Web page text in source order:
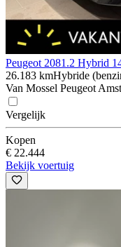
Peugeot 2081.2 Hybrid
26.183 kmHybride
Van Mossel Peugeot
Vergelijk
Kopen
€ 22.444
Bekijk voertuig